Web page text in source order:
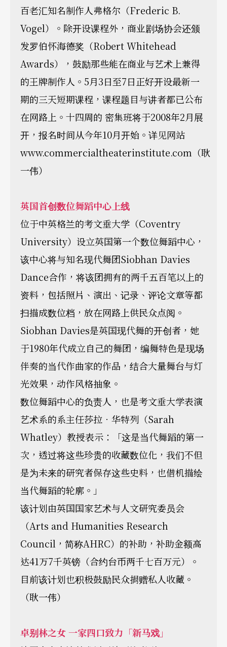
百老汇知名制作人弗格尔（Frederic B.
Vogel）。除开设课程外，商业剧场协会还颁
发罗伯怀海德奖（Robert Whitehead
Awards），鼓励那些能在商业与艺术上兼得
的王牌制作人。5月3日至7日正好开设最新一
期的三天短期课程，课程题目与讲者都已公布
在网路上。十四周的 密集班将于2008年2月展
开，报名时间从今年10月开始。详见网站
www.commercialtheaterinstitute.com（耿
一伟）
英国首创数位舞蹈中心上线
位于中英格兰的考文垂大学（Coventry
University）设立英国第一个数位舞蹈中心，
该中心将与知名现代舞团Siobhan Davies
Dance合作，将该团拥有的两千五百笔以上的
资料，包括照片、演出、记录、评论文章等都
扫描成数位档，放在网路上供民众点阅。
Siobhan Davies是英国现代舞的开创者，她
于1980年代成立自己的舞团，编舞特色是现场
伴奏的当代作曲家的作品，结合大量舞台与灯
光效果，动作风格抽象。
数位舞蹈中心的负责人，也是考文垂大学表演
艺术系的系主任莎拉．华特列（Sarah
Whatley）教授表示：「这是当代舞蹈的第一
次，透过将这些珍贵的收藏数位化，我们不但
是为未来的研究者保存这些史料，也借机描绘
当代舞蹈的轮廓。」
该计划由英国国家艺术与人文研究委员会
（Arts and Humanities Research
Council，简称AHRC）的补助，补助金额高
达41万7千英镑（合约台币两千七百万元）。
目前该计划也积极鼓励民众捐赠私人收藏。
（耿一伟）
卓别林之女 一家四口致力「新马戏」